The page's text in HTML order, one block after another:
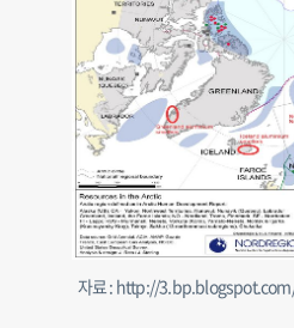
자료 : http://